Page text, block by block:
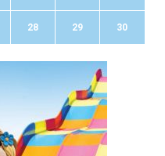
28 29 30